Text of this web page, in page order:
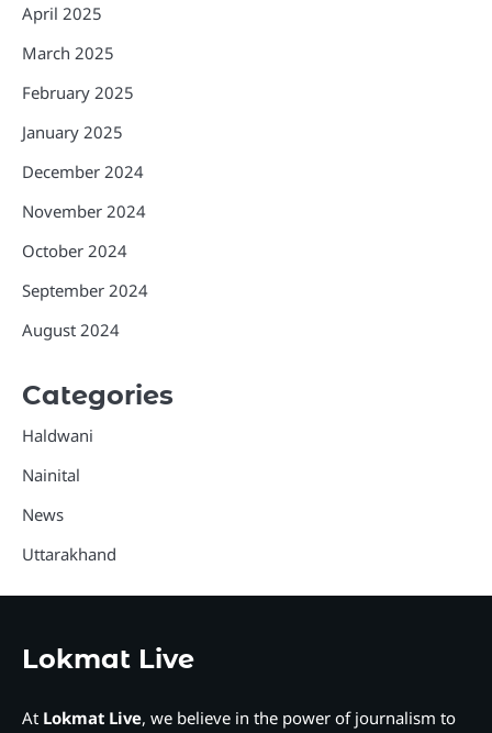
April 2025
March 2025
February 2025
January 2025
December 2024
November 2024
October 2024
September 2024
August 2024
Categories
Haldwani
Nainital
News
Uttarakhand
Lokmat Live
At Lokmat Live, we believe in the power of journalism to